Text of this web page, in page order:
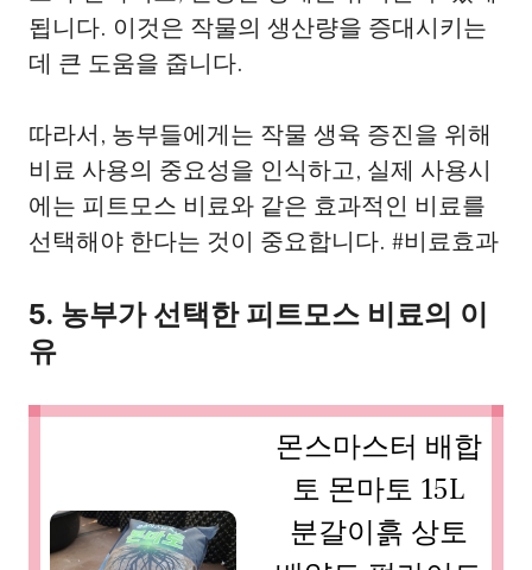
됩니다. 이것은 작물의 생산량을 증대시키는
데 큰 도움을 줍니다.
따라서, 농부들에게는 작물 생육 증진을 위해
비료 사용의 중요성을 인식하고, 실제 사용시
에는 피트모스 비료와 같은 효과적인 비료를
선택해야 한다는 것이 중요합니다. #비료효과
5. 농부가 선택한 피트모스 비료의 이
유
몬스마스터 배합
토 몬마토 15L
분갈이흙 상토